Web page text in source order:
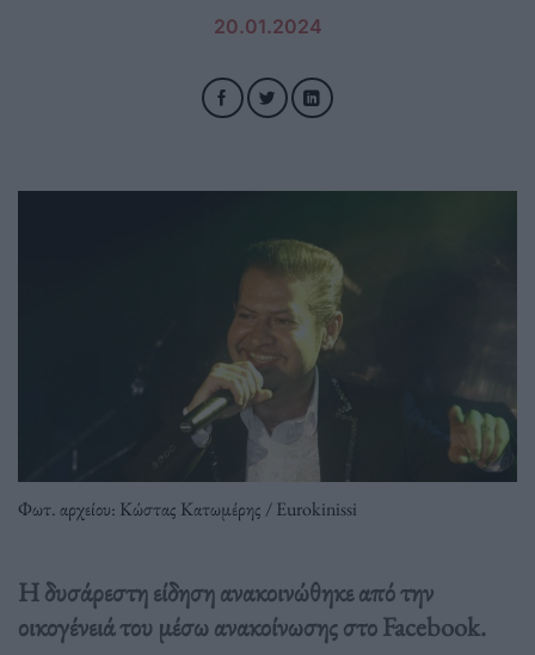
20.01.2024
Φωτ. αρχείου: Κώστας Κατωμέρης / Eurokinissi
Η δυσάρεστη είδηση ανακοινώθηκε από την
οικογένειά του μέσω ανακοίνωσης στο Facebook.